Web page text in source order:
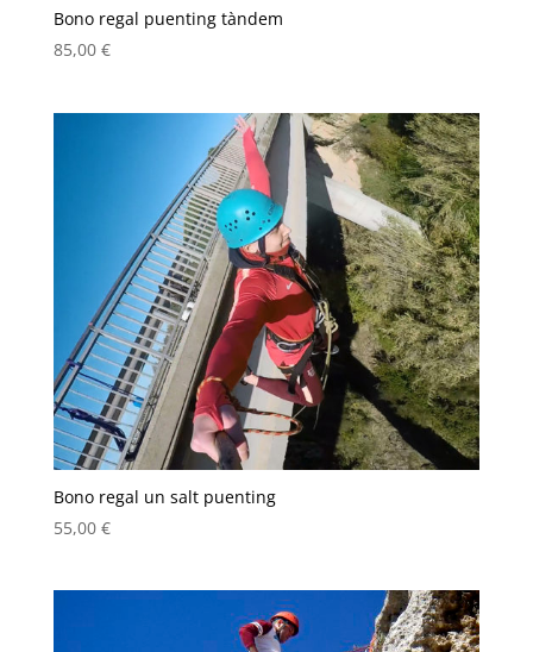
Bono regal puenting tàndem
85,00 €
Bono regal un salt puenting
55,00 €